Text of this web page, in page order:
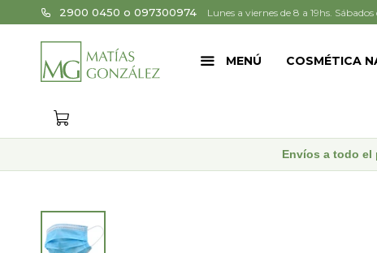
MENÚ COSMÉTICA
2900 0450 o 097300974 Lunes a viernes de 8 a 19hs. Sábados
Envíos a todo el